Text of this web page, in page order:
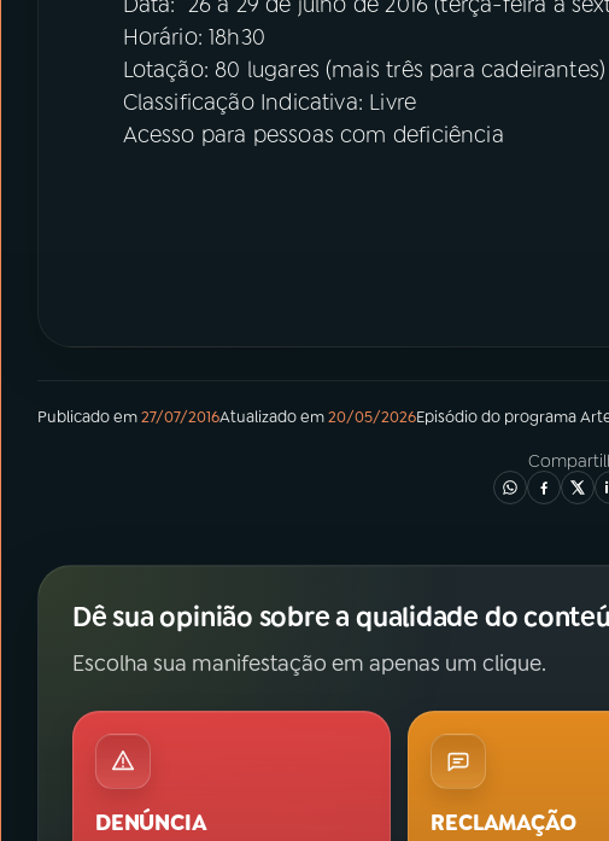
Horário: 18h30
Lotação: 80 lugares (mais três para cadeirantes)
Classificação Indicativa: Livre
Acesso para pessoas com deficiência
Publicado em27/07/2016Atualizado em20/05/2026Episódiodo programa
Dê sua opinião sobre a qualidade do
Escolha sua manifestação em apenas um clique.
DENÚNCIA RECLAMAÇÃO